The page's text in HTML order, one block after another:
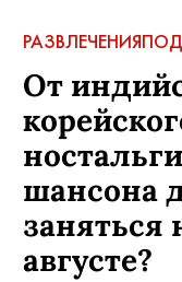
РАЗВЛЕЧЕНИЯ
От
шансона
заняться
августе?